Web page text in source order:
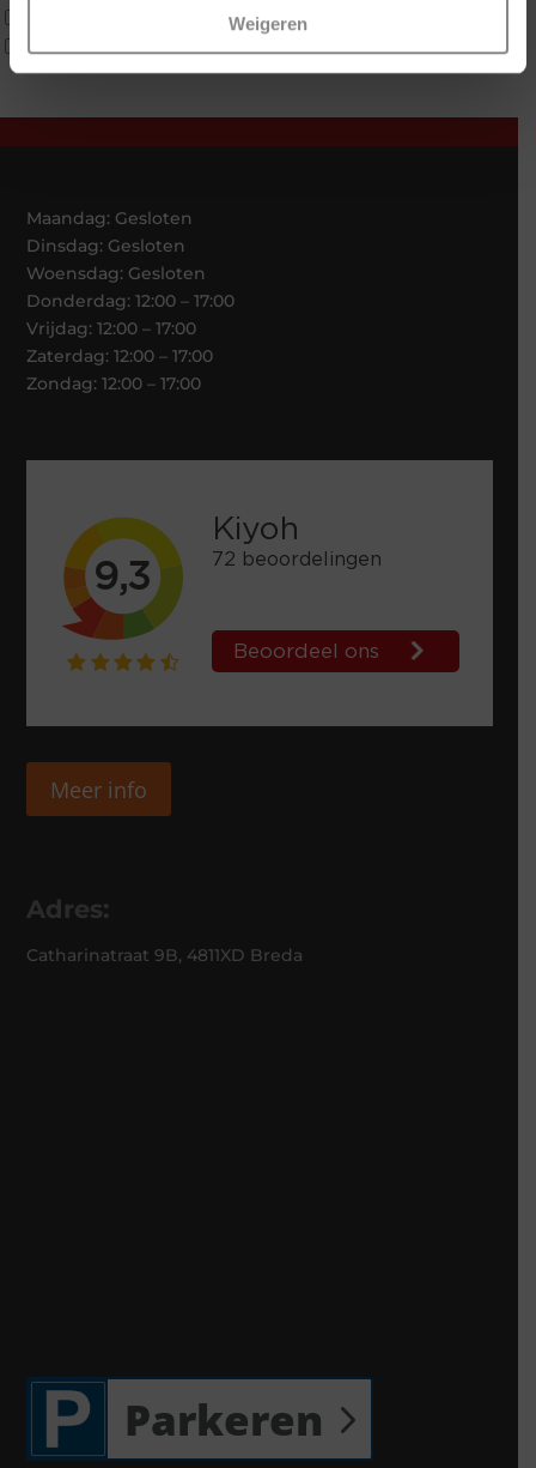
Weigeren
Tweepersoons 2 kernen
Maandag: Gesloten
Dinsdag: Gesloten
Woensdag: Gesloten
Donderdag: 12:00 – 17:00
Vrijdag: 12:00 – 17:00
Zaterdag: 12:00 – 17:00
Zondag: 12:00 – 17:00
Meer info
Adres:
Catharinatraat 9B, 4811XD Breda
Parkeren